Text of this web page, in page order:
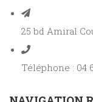
25 bd Amiral
Téléphone : 04